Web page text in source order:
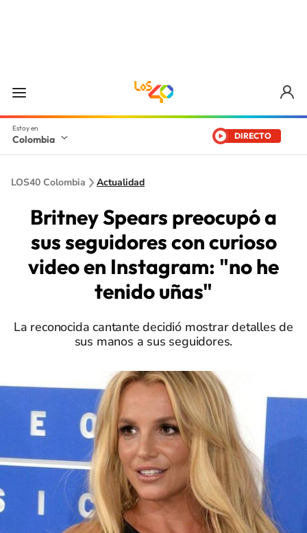
Colombia DIRECTO
LOS40 Colombia Actualidad
Britney Spears preocupó a
sus seguidores con curioso
video en Instagram: "no he
tenido uñas"
La reconocida cantante decidió mostrar detalles de
sus manos a sus seguidores.